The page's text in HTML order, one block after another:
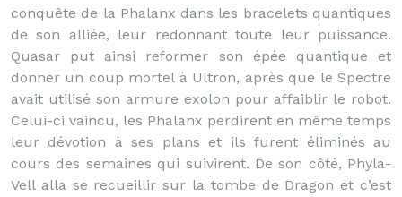
conquête de la Phalanx dans les bracelets quantiques
de son alliée, leur redonnant toute leur puissance.
Quasar put ainsi reformer son épée quantique et
donner un coup mortel à Ultron, après que le Spectre
avait utilisé son armure exolon pour affaiblir le robot.
Celui-ci vaincu, les Phalanx perdirent en même temps
leur dévotion à ses plans et ils furent éliminés au
cours des semaines qui suivirent. De son côté, Phyla-
Vell alla se recueillir sur la tombe de Dragon et c’est